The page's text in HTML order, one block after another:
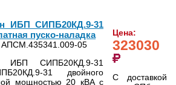
Цена:
323030
С доставкой
ИБП СИПБ20КД.9-31
пуско-наладка
АПСМ.435341.009-05
ИБП СИПБ20КД.9-31
31 двойного
мощностью 20 кВА с